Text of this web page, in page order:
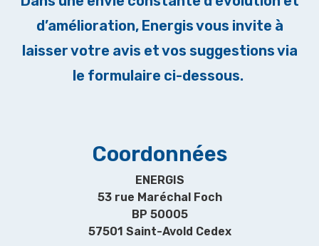
d’amélioration, Energis vous invite à
laisser votre avis et vos suggestions via
le formulaire ci-dessous.
Coordonnées
ENERGIS
53 rue Maréchal Foch
BP 50005
57501 Saint-Avold Cedex